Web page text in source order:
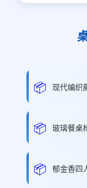
📦 现代编织
📦 玻璃餐桌
📦 郁金香四